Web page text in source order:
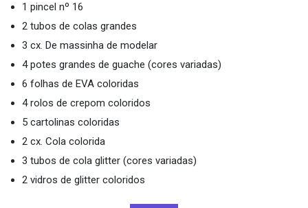
1 pincel nº 16
2 tubos de colas grandes
3 cx. De massinha de modelar
4 potes grandes de guache (cores variadas)
6 folhas de EVA coloridas
4 rolos de crepom coloridos
5 cartolinas coloridas
2 cx. Cola colorida
3 tubos de cola glitter (cores variadas)
2 vidros de glitter coloridos